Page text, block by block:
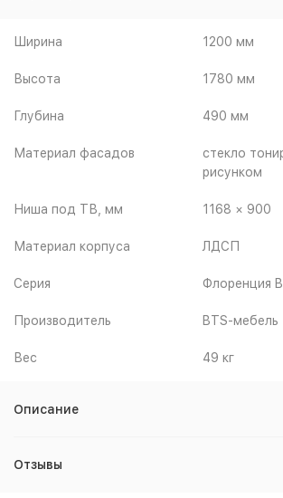
Ширина 1200 мм
Высота 1780 мм
Глубина 490 мм
Материал фасадов
стекло
рисунком
Ниша под ТВ, мм 1168 × 900
Материал корпуса ЛДСП
Серия Флоренция
Производитель BTS-мебель
Вес 49 кг
Описание
Отзывы